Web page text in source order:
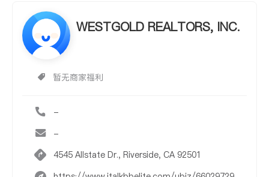
WESTGOLD REALTORS, INC.
暂无商家福利
-
-
4545 Allstate Dr., Riverside, CA 92501